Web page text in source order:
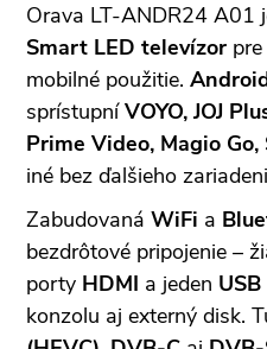
Orava LT-ANDR24 A01
Smart LED televízor
mobilné použitie.
sprístupníVOYO, JOJ
Prime Video, Magio
iné bez ďalšieho
Zabudovaná WiFi a
bezdrôtové pripojenie –
porty HDMI a jeden
konzolu aj externý disk.